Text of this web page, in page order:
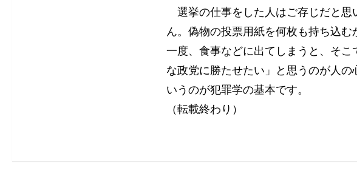
選挙の仕事をした人はご存じだと思
ん。偽物の投票用紙を何枚も持ち込む
一度、食事などに出てしまうと、そ
な政党に勝たせたい」と思うのが人
いうのが犯罪学の基本です。
（転載終わり）